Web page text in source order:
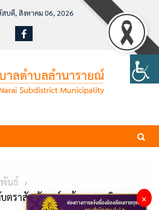
บดี, สิงหาคม 06, 2026
นธ์
ตราสัญลักษณ์ พร้อมธงชาติและ
×